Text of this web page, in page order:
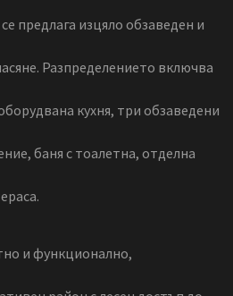
предлага изцяло обзаведен и
Разпределението включва
кухня, три обзаведени
баня с тоалетна, отделна
и функционално,